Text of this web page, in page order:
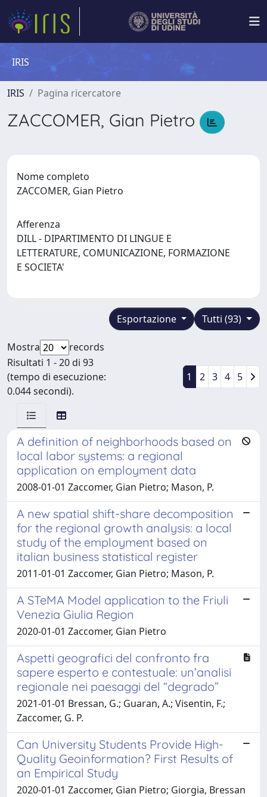
IRIS
IRIS Pagina ricercatore
ZACCOMER, Gian Pietro
Nome completo
ZACCOMER, Gian Pietro
Afferenza
DILL - DIPARTIMENTO DI LINGUE E
LETTERATURE, COMUNICAZIONE, FORMAZIONE
E SOCIETA'
Tutti (93)
Esportazione
Mostra
records
Risultati 1 - 20 di 93
(tempo di esecuzione:
0.044 secondi).
1 2 3 4 5
A definition of neighborhoods based on
local labor systems: a regional
application on employment data
2008-01-01 Zaccomer, Gian Pietro; Mason, P.
A new spatial shift-share decomposition
for the regional growth analysis: a local
study of the employment based on
italian business statistical register
2011-01-01 Zaccomer, Gian Pietro; Mason, P.
A STeMA Model application to the Friuli
Venezia Giulia Region
2020-01-01 Zaccomer, Gian Pietro
Aspetti geografici del confronto fra
sapere esperto e contestuale: un’analisi
regionale nei paesaggi del “degrado”
2021-01-01 Bressan, G.; Guaran, A.; Visentin, F.;
Zaccomer, G. P.
Can University Students Provide High-
Quality Geoinformation? First Results of
an Empirical Study
2020-01-01 Zaccomer, Gian Pietro; Giorgia, Bressan